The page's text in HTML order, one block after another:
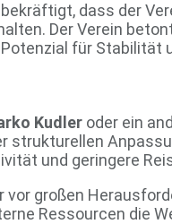
dass der
Der Verein
für Stabilität
Kudler oder ein
strukturellen
und geringere
vor großen
Ressourcen die